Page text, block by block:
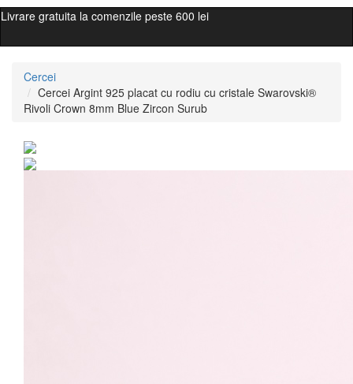
Livrare gratuita la comenzile peste 600 lei
Cercei
Cercei Argint 925 placat cu rodiu cu cristale Swarovski®
Rivoli Crown 8mm Blue Zircon Surub